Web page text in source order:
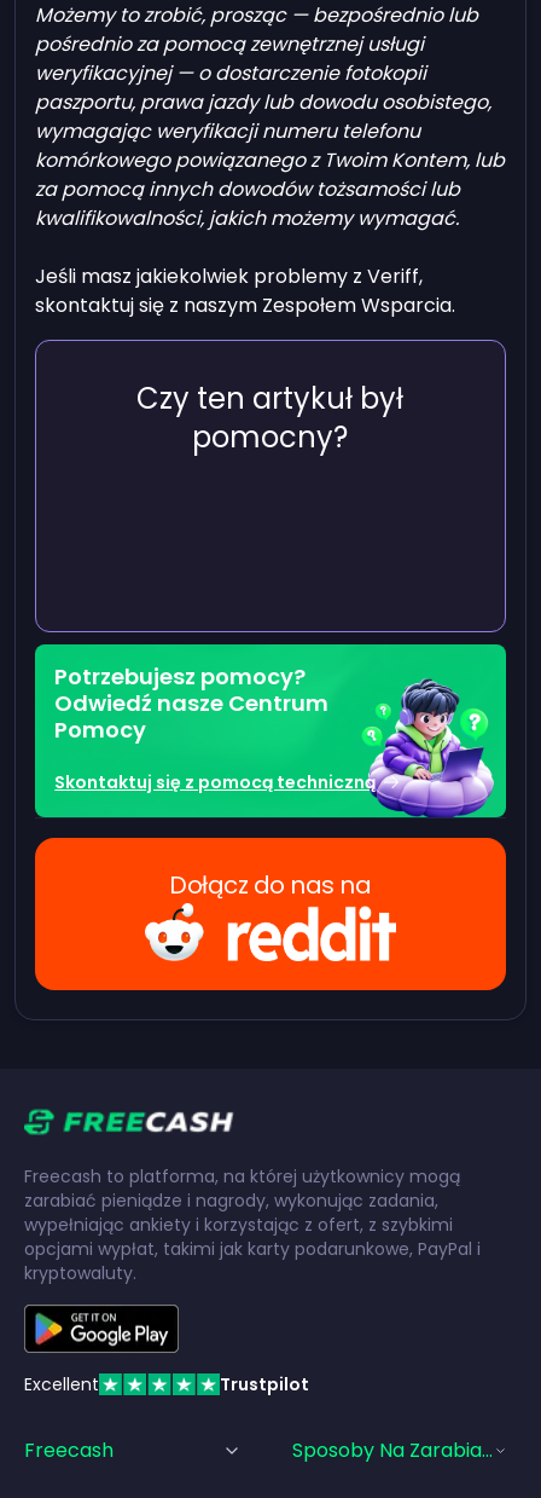
Możemy to zrobić, prosząc — bezpośrednio lub
pośrednio za pomocą zewnętrznej usługi
weryfikacyjnej — o dostarczenie fotokopii
paszportu, prawa jazdy lub dowodu osobistego,
wymagając weryfikacji numeru telefonu
komórkowego powiązanego z Twoim Kontem, lub
za pomocą innych dowodów tożsamości lub
kwalifikowalności, jakich możemy wymagać.
Jeśli masz jakiekolwiek problemy z Veriff,
skontaktuj się z naszym Zespołem Wsparcia.
Czy ten artykuł był
pomocny?
Potrzebujesz pomocy?
Odwiedź nasze Centrum
Pomocy
Skontaktuj się z pomocą techniczną
Dołącz do nas na
Freecash to platforma, na której użytkownicy mogą
zarabiać pieniądze i nagrody, wykonując zadania,
wypełniając ankiety i korzystając z ofert, z szybkimi
opcjami wypłat, takimi jak karty podarunkowe, PayPal i
kryptowaluty.
Excellent Trustpilot
Freecash Sposoby Na Zarabianie